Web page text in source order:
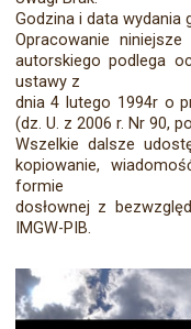
Godzina i data wydania
Opracowanie
autorskiego podlega
ustawy z
dnia 4 lutego 1994r o
(dz. U. z 2006 r. Nr 90,
Wszelkie dalsze
kopiowanie,
formie
dosłownej z
IMGW-PIB.